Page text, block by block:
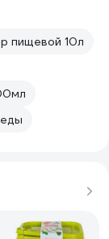
пищевой 10л